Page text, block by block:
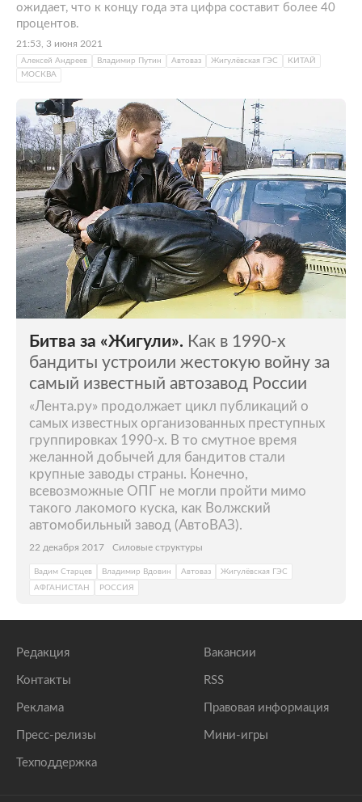
ожидает, что к концу года эта цифра составит более 40
процентов.
21:53, 3 июня 2021
Алексей Андреев Владимир Путин Автоваз Жигулёвская ГЭС
КИТАЙ
МОСКВА
Битва за «Жигули». Как в 1990-х
бандиты устроили жестокую войну за
самый известный автозавод России
«Лента.ру» продолжает цикл публикаций о
самых известных организованных преступных
группировках 1990-х. В то смутное время
желанной добычей для бандитов стали
крупные заводы страны. Конечно,
всевозможные ОПГ не могли пройти мимо
такого лакомого куска, как Волжский
автомобильный завод (АвтоВАЗ).
22 декабря 2017 Силовые структуры
Вадим Старцев Владимир Вдовин Автоваз
Жигулёвская ГЭС
АФГАНИСТАН
РОССИЯ
Редакция
Контакты
Реклама
Пресс-релизы
Техподдержка
Вакансии
RSS
Правовая информация
Мини-игры